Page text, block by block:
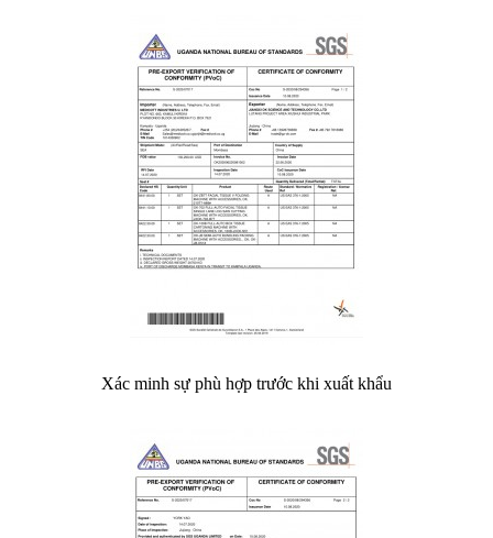
Xác minh sự phù hợp trước khi xuất khẩu